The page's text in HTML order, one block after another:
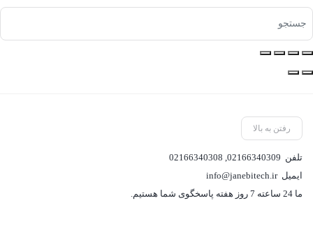
رفتن به بالا
تلفن 02166340309
,
02166340308
ایمیلinfo@janebitech.ir
ما 24 ساعته 7 روز هفته پاسخگوی شما هستیم.